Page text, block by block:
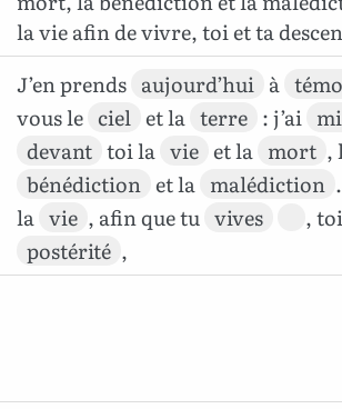
la vie afin de vivre, toi et ta
J’en prends aujourd’hui à
vous le ciel et la terre : j’ai
devant toi la vie et la mort ,
bénédiction et la malédiction .
la vie , afin que tu vives
,
postérité ,